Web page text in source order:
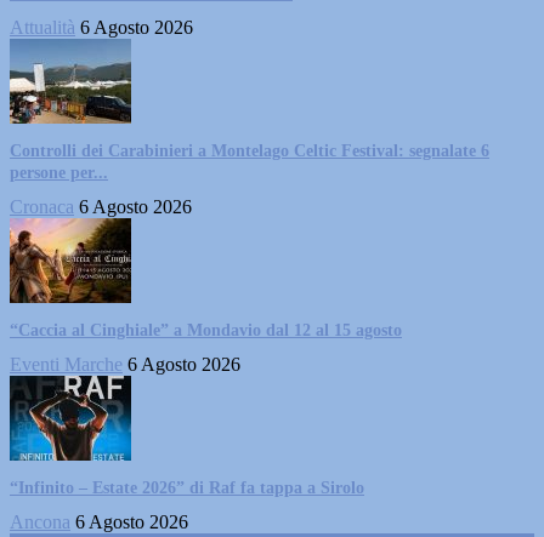
Attualità 6 Agosto 2026
Controlli dei Carabinieri a Montelago Celtic Festival: segnalate 6
persone per...
Cronaca 6 Agosto 2026
“Caccia al Cinghiale” a Mondavio dal 12 al 15 agosto
Eventi Marche 6 Agosto 2026
“Infinito – Estate 2026” di Raf fa tappa a Sirolo
Ancona 6 Agosto 2026